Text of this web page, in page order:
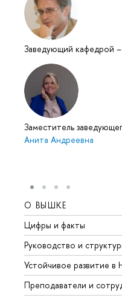
Заведующий кафедрой –
Заместитель
Анита Андреевна
О ВЫШКЕ
Цифры и факты
Руководство и
Устойчивое развитие
Преподаватели и